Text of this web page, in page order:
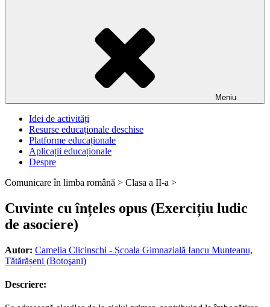
Meniu
Idei de activități
Resurse educaționale deschise
Platforme educaționale
Aplicații educaționale
Despre
Comunicare în limba română > Clasa a II-a >
Cuvinte cu înțeles opus (Exercițiu ludic
de asociere)
Autor: Camelia Clicinschi - Școala Gimnazială Iancu Munteanu,
Tătărășeni (Botoşani)
Descriere: